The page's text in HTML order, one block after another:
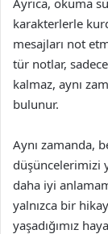
Ayrıca, okuma
karakterlerle
mesajları not
tür notlar,
kalmaz, aynı
bulunur.
Aynı zamanda,
düşüncelerimizi
daha iyi
yalnızca bir
yaşadığımız